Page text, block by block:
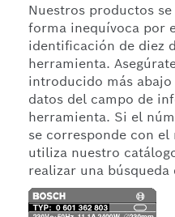
Nuestros productos
forma inequívoca por
identificación de diez
herramienta.
introducido más
datos del campo de
herramienta. Si el
se corresponde con
utiliza nuestro
realizar una búsqueda